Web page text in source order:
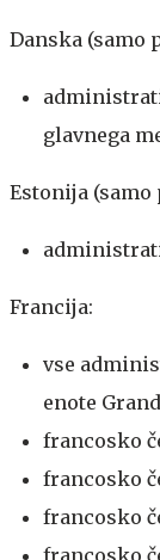
Danska (samo
glavnega
Estonija
Francija:
vse
enote
francosko
francosko
francosko
francosko